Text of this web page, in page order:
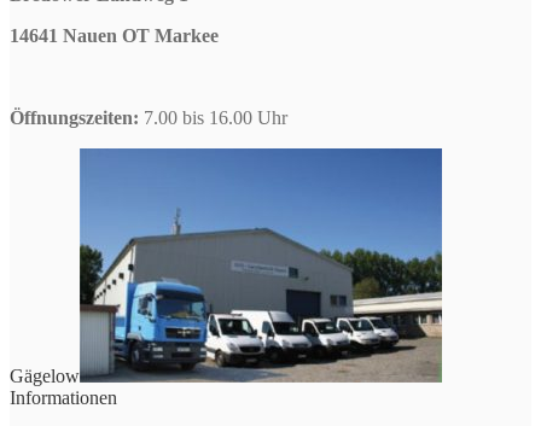
14641 Nauen OT Markee
Öffnungszeiten: 7.00 bis 16.00 Uhr
Gägelow
Informationen